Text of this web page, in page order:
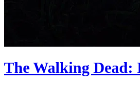
The Walking Dead: